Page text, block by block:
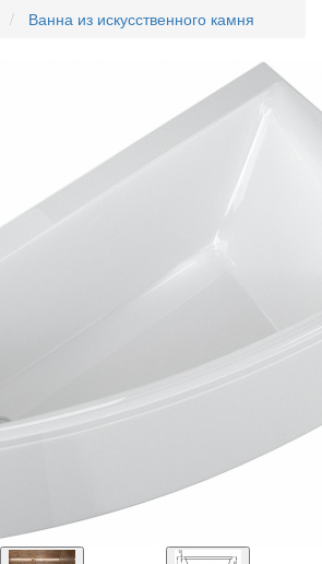
Ванна из искусственного камня